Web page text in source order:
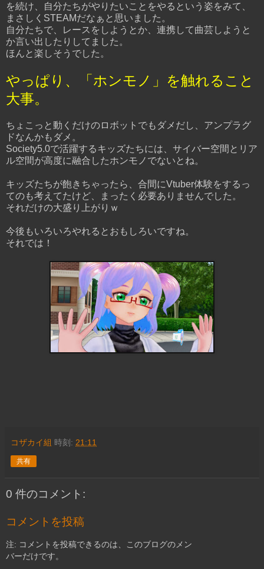
を続け、自分たちがやりたいことをやるという姿をみて、
まさしくSTEAMだなぁと思いました。
自分たちで、レースをしようとか、連携して曲芸しようと
か言い出したりしてました。
ほんと楽しそうでした。
やっぱり、「ホンモノ」を触れること
大事。
ちょこっと動くだけのロボットでもダメだし、アンプラグ
ドなんかもダメ。
Society5.0で活躍するキッズたちには、サイバー空間とリア
ル空間が高度に融合したホンモノでないとね。
キッズたちが飽きちゃったら、合間にVtuber体験をするっ
てのも考えてたけど、まったく必要ありませんでした。
それだけの大盛り上がりｗ
今後もいろいろやれるとおもしろいですね。
それでは！
コザカイ組 時刻: 21:11
共有
0 件のコメント:
コメントを投稿
注: コメントを投稿できるのは、このブログのメン
バーだけです。